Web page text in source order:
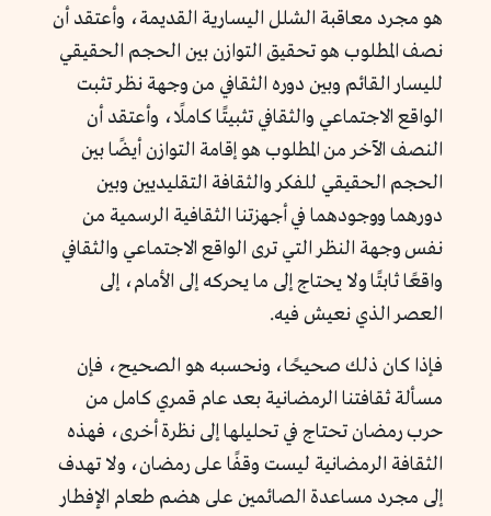
هو مجرد معاقبة الشلل اليسارية القديمة، وأعتقد أن
نصف المطلوب هو تحقيق التوازن بين الحجم الحقيقي
لليسار القائم وبين دوره الثقافي من وجهة نظر تثبت
الواقع الاجتماعي والثقافي تثبيتًا كاملًا، وأعتقد أن
النصف الآخر من المطلوب هو إقامة التوازن أيضًا بين
الحجم الحقيقي للفكر والثقافة التقليديين وبين
دورهما ووجودهما في أجهزتنا الثقافية الرسمية من
نفس وجهة النظر التي ترى الواقع الاجتماعي والثقافي
واقعًا ثابتًا ولا يحتاج إلى ما يحركه إلى الأمام، إلى
العصر الذي نعيش فيه.
فإذا كان ذلك صحيحًا، ونحسبه هو الصحيح، فإن
مسألة ثقافتنا الرمضانية بعد عام قمري كامل من
حرب رمضان تحتاج في تحليلها إلى نظرة أخرى، فهذه
الثقافة الرمضانية ليست وقفًا على رمضان، ولا تهدف
إلى مجرد مساعدة الصائمين على هضم طعام الإفطار